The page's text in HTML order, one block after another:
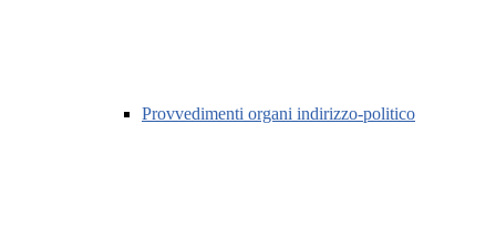
Provvedimenti organi indirizzo-politico